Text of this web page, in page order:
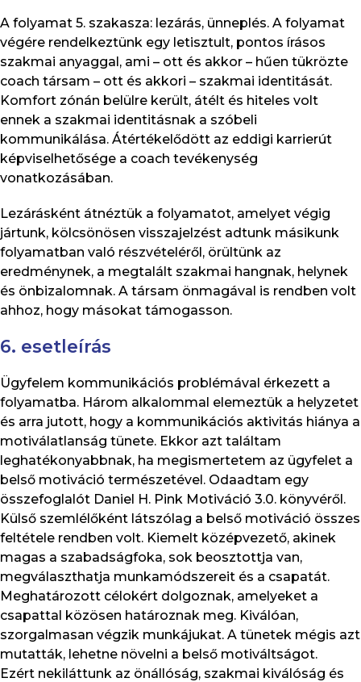
A folyamat 5. szakasza: lezárás, ünneplés. A folyamat
végére rendelkeztünk egy letisztult, pontos írásos
szakmai anyaggal, ami – ott és akkor – hűen tükrözte
coach társam – ott és akkori – szakmai identitását.
Komfort zónán belülre került, átélt és hiteles volt
ennek a szakmai identitásnak a szóbeli
kommunikálása. Átértékelődött az eddigi karrierút
képviselhetősége a coach tevékenység
vonatkozásában.
Lezárásként átnéztük a folyamatot, amelyet végig
jártunk, kölcsönösen visszajelzést adtunk másikunk
folyamatban való részvételéről, örültünk az
eredménynek, a megtalált szakmai hangnak, helynek
és önbizalomnak. A társam önmagával is rendben volt
ahhoz, hogy másokat támogasson.
6. esetleírás
Ügyfelem kommunikációs problémával érkezett a
folyamatba. Három alkalommal elemeztük a helyzetet
és arra jutott, hogy a kommunikációs aktivitás hiánya a
motiválatlanság tünete. Ekkor azt találtam
leghatékonyabbnak, ha megismertetem az ügyfelet a
belső motiváció természetével. Odaadtam egy
összefoglalót Daniel H. Pink Motiváció 3.0. könyvéről.
Külső szemlélőként látszólag a belső motiváció összes
feltétele rendben volt. Kiemelt középvezető, akinek
magas a szabadságfoka, sok beosztottja van,
megválaszthatja munkamódszereit és a csapatát.
Meghatározott célokért dolgoznak, amelyeket a
csapattal közösen határoznak meg. Kiválóan,
szorgalmasan végzik munkájukat. A tünetek mégis azt
mutatták, lehetne növelni a belső motiváltságot.
Ezért nekiláttunk az önállóság, szakmai kiválóság és